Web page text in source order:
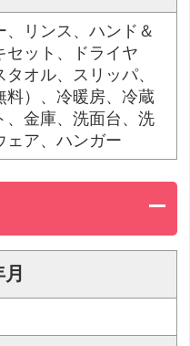
リンス、ハンド＆
セット、ドライヤ
オル、スリッパ、
料）、冷暖房、冷蔵
、金庫、洗面台、洗
ェア、ハンガー